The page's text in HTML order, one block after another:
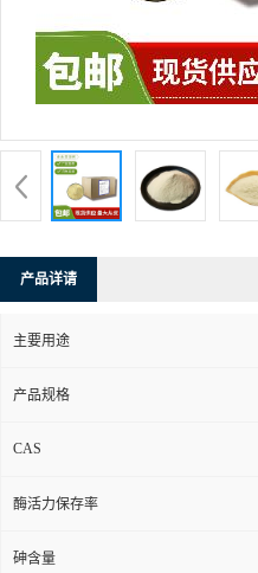
产品详请
主要用途
产品规格
CAS
酶活力保存率
砷含量